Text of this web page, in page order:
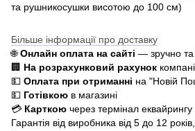
та рушникосушки висотою до 100 см)
Більше інформації про доставку
🌐Онлайн оплата на сайті — зручно
🏢 На розрахунковий рахунок
💵 Оплата при отриманні на "Новій
💵 Готівкою в магазині
💳 Карткою через термінал еквайрингу
Гарантія від виробника від 5 до 12